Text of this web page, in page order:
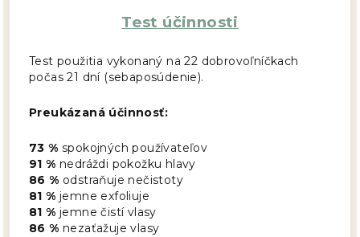
Test účinnosti
Test použitia vykonaný na 22 dobrovoľníčkach
počas 21 dní (sebaposúdenie).
Preukázaná účinnosť:
73 % spokojných používateľov
91 % nedráždi pokožku hlavy
86 % odstraňuje nečistoty
81 % jemne exfoliuje
81 % jemne čistí vlasy
86 % nezaťažuje vlasy